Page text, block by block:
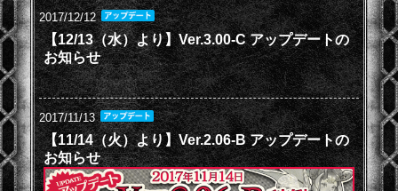
2017/12/12
【12/13（水）より】Ver.3.00-C アップデートの
お知らせ
2017/11/13
【11/14（火）より】Ver.2.06-B アップデートの
お知らせ